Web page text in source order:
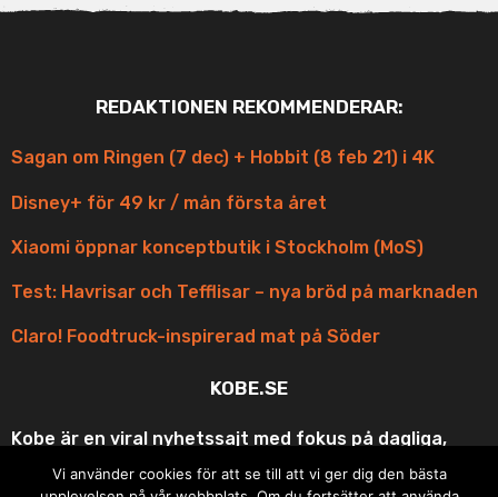
REDAKTIONEN REKOMMENDERAR:
Sagan om Ringen (7 dec) + Hobbit (8 feb 21) i 4K
Disney+ för 49 kr / mån första året
Xiaomi öppnar konceptbutik i Stockholm (MoS)
Test: Havrisar och Tefflisar – nya bröd på marknaden
Claro! Foodtruck-inspirerad mat på Söder
KOBE.SE
Kobe är en viral nyhetssajt med fokus på dagliga,
korta och scroll-vänliga uppdateringar med fina
bilder och roliga videos ur underhållningen och
Vi använder cookies för att se till att vi ger dig den bästa